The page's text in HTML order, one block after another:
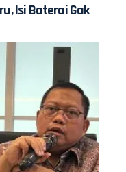
Isi Baterai Gak